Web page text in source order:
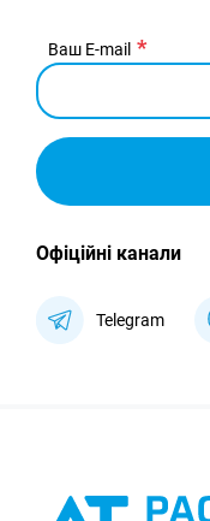
Ваш E-mail
Офіційні канали
Telegram